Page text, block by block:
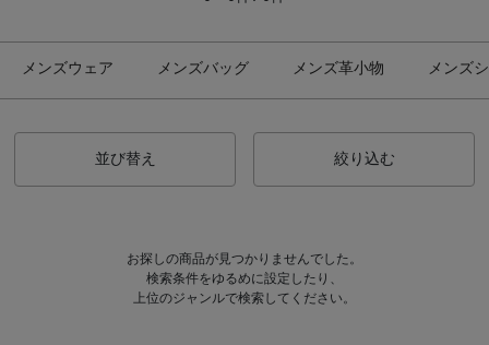
メンズウェア メンズバッグ メンズ革小物 メンズ
並び替え 絞り込む
お探しの商品が見つかりませんでした。
検索条件をゆるめに設定したり、
上位のジャンルで検索してください。